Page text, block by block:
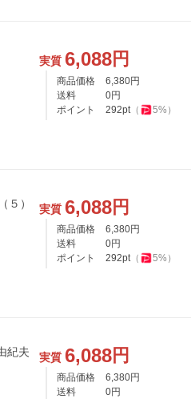
実質 6,088円
商品価格 6,380円
送料
0円
ポイント
292pt（ 5%）
）
実質 6,088円
商品価格 6,380円
送料
0円
ポイント
292pt（ 5%）
紀夫 実質 6,088円
商品価格 6,380円
送料
0円